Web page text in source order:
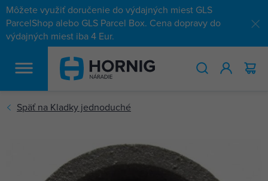
Môžete využiť doručenie do výdajných miest GLS
ParcelShop alebo GLS Parcel Box. Cena dopravy do
výdajných miest iba 4 Eur.
HĽADAŤ